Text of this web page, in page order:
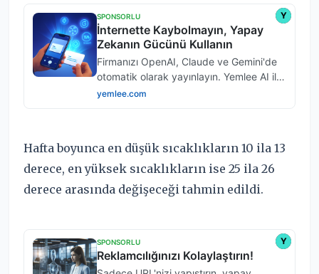
Hafta boyunca en düşük sıcaklıkların 10 ila 13
derece, en yüksek sıcaklıkların ise 25 ila 26
derece arasında değişeceği tahmin edildi.